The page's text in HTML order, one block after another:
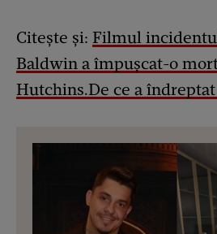
Citește și: Filmul
Baldwin a împușcat-o
Hutchins.De ce a